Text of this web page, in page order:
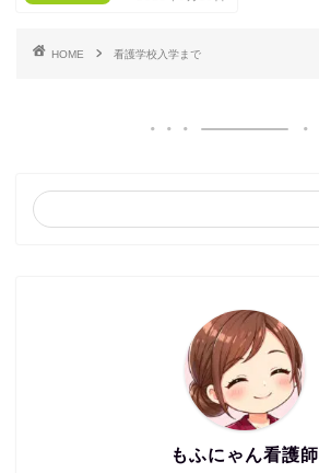
HOME 看護学校入学まで
もふにゃん看護師